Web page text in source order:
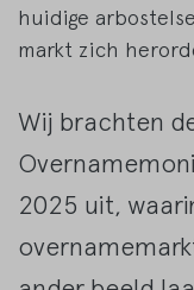
huidige
markt zich
Wij brachten
2025 uit,